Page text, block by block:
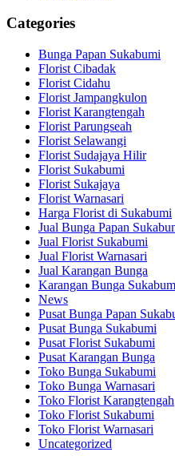
Categories
Bunga Papan Sukabumi
Florist Cibadak
Florist Cidahu
Florist Jampangkulon
Florist Karangtengah
Florist Parungseah
Florist Selawangi
Florist Sudajaya Hilir
Florist Sukabumi
Florist Sukajaya
Florist Warnasari
Harga Florist di Sukabumi
Jual Bunga Papan
Jual Florist Sukabumi
Jual Florist Warnasari
Jual Karangan Bunga
Karangan Bunga
News
Pusat Bunga Papan
Pusat Bunga Sukabumi
Pusat Florist Sukabumi
Pusat Karangan Bunga
Toko Bunga Sukabumi
Toko Bunga Warnasari
Toko Florist Karangtengah
Toko Florist Sukabumi
Toko Florist Warnasari
Uncategorized